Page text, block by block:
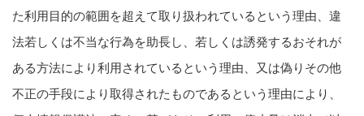
た利用目的の範囲を超えて取り扱われているという理由、違
法若しくは不当な行為を助長し、若しくは誘発するおそれが
ある方法により利用されているという理由、又は偽りその他
不正の手段により取得されたものであるという理由により、